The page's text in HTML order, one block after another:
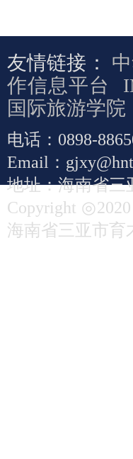
友情链接：
作信息平台
国际旅游学院
电话：0898-
Email：
地址：海南省三
Copyright
海南省三亚市育